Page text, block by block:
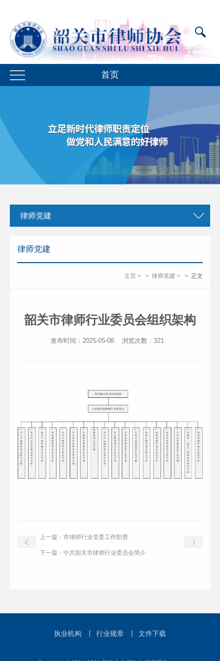
首页
律师党建
律师党建
主页 > > 律师党建 > > 正文
韶关市律师行业委员会组织架构
发布时间：2025-05-08 浏览次数： 321
上一篇： 市律师行业党委工作职责
下一篇： 中共韶关市律师行业委员会简介
执业机构 行业规章 文件下载